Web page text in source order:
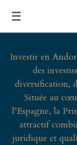
☰
Investir en
des
diversification,
Située au
l’Espagne, la
attractif
juridique et